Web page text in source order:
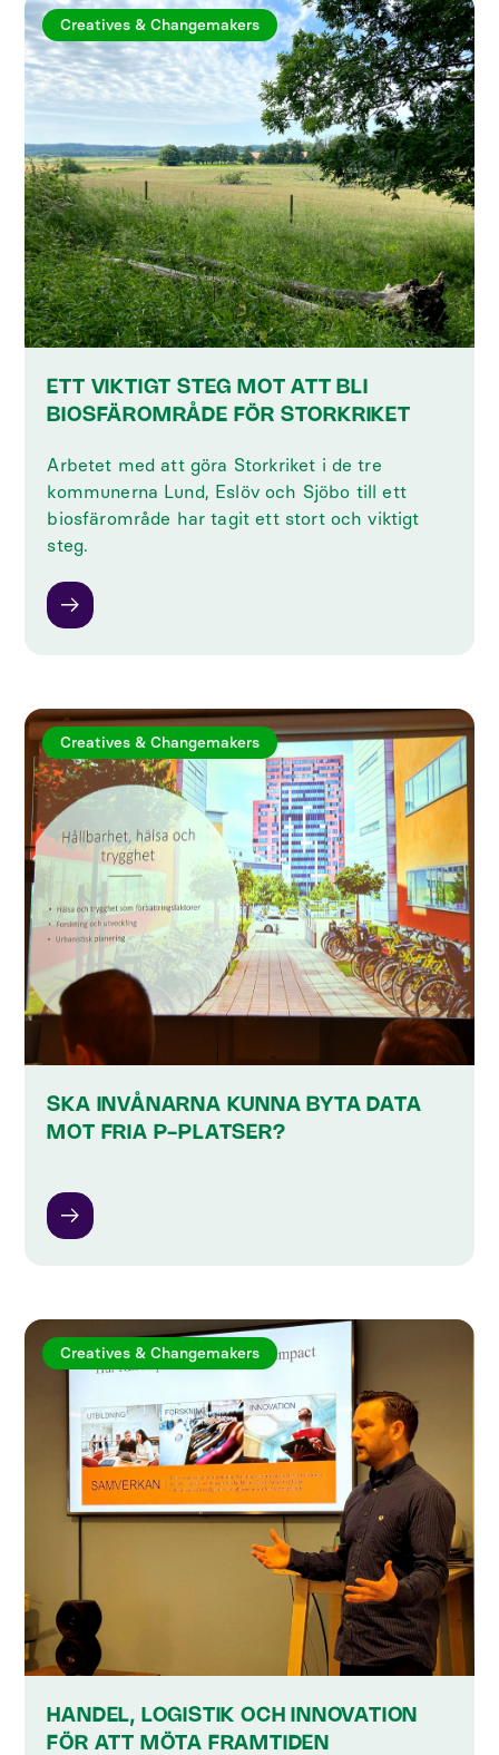
Creatives & Changemakers
ETT VIKTIGT STEG MOT ATT BLI
BIOSFÄROMRÅDE FÖR STORKRIKET
Arbetet med att göra Storkriket i de tre
kommunerna Lund, Eslöv och Sjöbo till ett
biosfärområde har tagit ett stort och viktigt
steg.
Creatives & Changemakers
SKA INVÅNARNA KUNNA BYTA DATA
MOT FRIA P-PLATSER?
Creatives & Changemakers
HANDEL, LOGISTIK OCH INNOVATION
FÖR ATT MÖTA FRAMTIDEN